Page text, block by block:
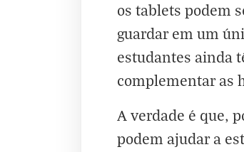
os tablets podem
guardar em um
estudantes ainda
complementar as
A verdade é que,
podem ajudar a